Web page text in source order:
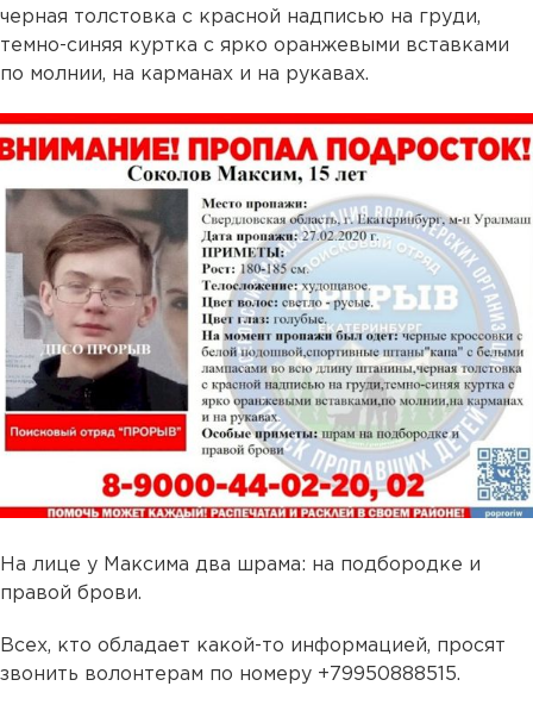
черная толстовка с красной надписью на груди,
темно-синяя куртка с ярко оранжевыми вставками
по молнии, на карманах и на рукавах.
На лице у Максима два шрама: на подбородке и
правой брови.
Всех, кто обладает какой-то информацией, просят
звонить волонтерам по номеру +79950888515.